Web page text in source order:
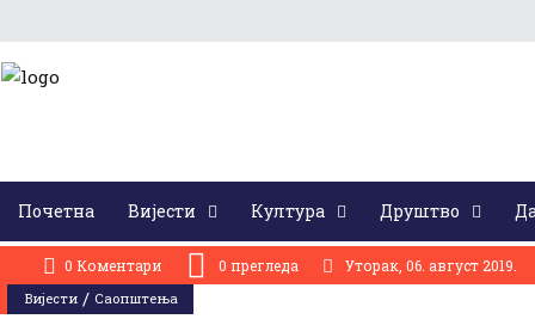
Почетна Вијести Култура Друштво
АКТУЕЛНО:
На Бусијама парастосом и сјећањем одата почаст страдалим Крајишницима у
Вијести / Саопштења
0 Коментари 0 прегледа Уторак, 06. август 2019.